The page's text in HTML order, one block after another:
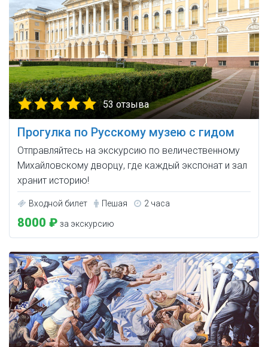
53 отзыва
Прогулка по Русскому музею с гидом
Отправляйтесь на экскурсию по величественному
Михайловскому дворцу, где каждый экспонат и зал
хранит историю!
Входной билет Пешая 2 часа
8000 ₽ за экскурсию